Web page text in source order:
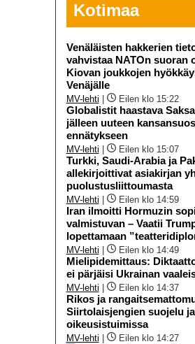
Kotimaa
Venäläisten hakkerien
vahvistaa NATOn suoran
Kiovan joukkojen
Venäjälle
MV-lehti Eilen klo 15:22
Globalistit haastava
jälleen uuteen
ennätykseen
MV-lehti Eilen klo 15:07
Turkki, Saudi-Arabia ja
allekirjoittivat asiakirjan
puolustusliittoumasta
MV-lehti Eilen klo 14:59
Iran ilmoitti Hormuzin
valmistuvan – Vaatii
lopettamaan
MV-lehti Eilen klo 14:49
Mielipidemittaus:
ei pärjäisi Ukrainan
MV-lehti Eilen klo 14:37
Rikos ja
Siirtolaisjengien suojelu
oikeusistuimissa
MV-lehti Eilen klo 14:27